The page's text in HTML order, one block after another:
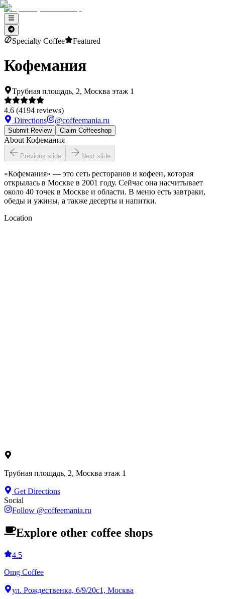
Specialty Coffee Featured
Кофемания
Трубная площадь, 2, Москва этаж 1
4.6 (4194 reviews)
Directions
@coffeemania.ru
Submit Review Claim Coffeeshop
About Кофемания
Previous slide Next slide
«Кофемания» — это сеть ресторанов и кофеен, которая
открылась в Москве в 2001 году. Сейчас она насчитывает
около 40 точек в Москве и области. В меню есть завтраки,
обеды и ужины, а также десерты и напитки.
Location
Трубная площадь, 2, Москва этаж 1
Get Directions
Social
Follow @coffeemania.ru
Explore other coffee shops
4.5
Omg Coffee
ул. Рождественка, 6/9/20с1, Москва